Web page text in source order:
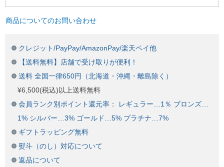
商品についてのお問い合わせ
クレジット/PayPay/AmazonPay/楽天ペイ他
【送料無料】店舗で受け取りが便利！
送料 全国一律650円（北海道・沖縄・離島除く）
¥6,500(税込)以上送料無料
会員ランク別ポイント還元率： レギュラー…1％ ブロンズ…
1% シルバー…3% ゴールド…5% プラチナ…7%
ギフトラッピング無料
熨斗（のし）対応について
返品について